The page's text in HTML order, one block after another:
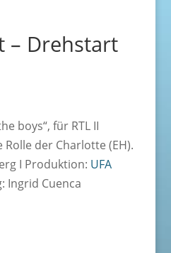
– Drehstart
boys“, für RTL II
der Charlotte (EH).
I Produktion: UFA
Ingrid Cuenca